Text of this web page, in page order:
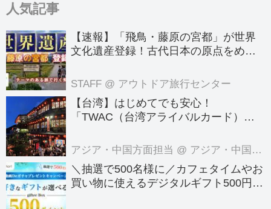
国入国時6ヶ月以上、余白：見開き2ペ
ージ以上 ※必ず有効期限・余白をご確
出発2か月前までにはパスポートの更新
をお願いいたします。 ②査証 2025年
12月現在、日本国籍の方は不要です。
乗便名、パスポート...
人気記事
【速報】「飛鳥・藤原の宮都」が世界
文化遺産登録！古代日本の原点をめぐ
のテーマのある旅
STAFF @ アウトドア旅行センター
【台湾】はじめてでも安心！
「TWAC（台湾アライバルカード）」
アジア・中国方面担当 @ アジア・中国旅行センター
＼抽選で500名様に／カフェタイムやお
買い物に使えるデジタルギフト500円分